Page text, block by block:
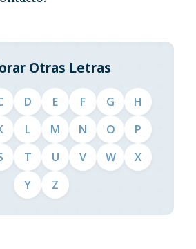
Otras Letras
D E F G
H
L M N O
P
T U V W
X
Y
Z